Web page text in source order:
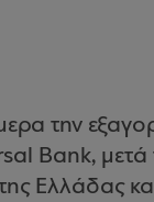
την
Bank, μετά
Ελλάδας